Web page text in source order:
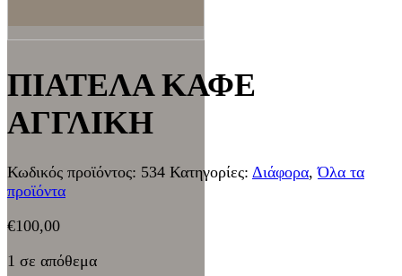
ΠΙΑΤΕΛΑ ΚΑΦΕ
ΑΓΓΛΙΚΗ
Κωδικός προϊόντος: 534 Κατηγορίες: Διάφορα,Όλα τα
προϊόντα
€100,00
1 σε απόθεμα